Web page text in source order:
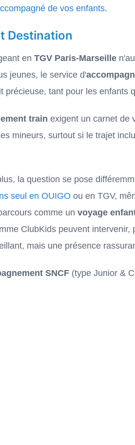
de vos enfants.
Destination
en TGV Paris-Marseille
jeunes, le service d'
tant pour les enfants
train exigent un carnet de
mineurs, surtout si le trajet
la question se pose
seul en OUIGO ou en TGV,
comme un voyage
ClubKids peuvent intervenir,
mais une présence
SNCF (type Junior &